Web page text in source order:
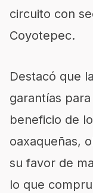
circuito con
Coyotepec.
Destacó que
garantías
beneficio de
oaxaqueñas,
su favor de
lo que